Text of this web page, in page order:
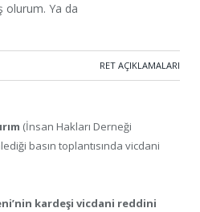
olurum. Ya da
RET AÇIKLAMALARI
(İnsan Hakları Derneği
basın toplantısında vicdani
kardeşi vicdani reddini